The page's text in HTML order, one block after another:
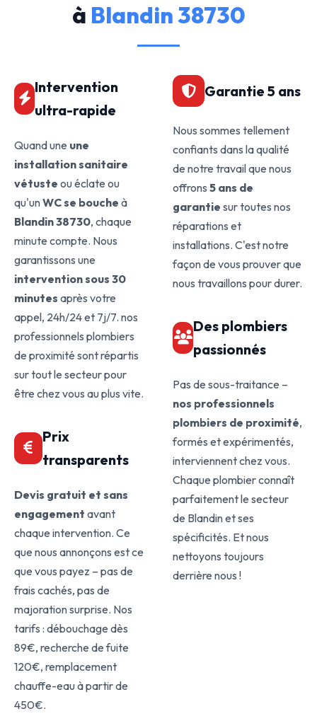
à Blandin 38730
Intervention
ultra-rapide
Quand une une
installation sanitaire
vétuste ou éclate ou
qu'unWC se bouche à
Blandin 38730, chaque
minute compte. Nous
garantissons une
intervention sous 30
minutes après votre
appel, 24h/24 et 7j/7. nos
professionnels plombiers
de proximité sont répartis
sur tout le secteur pour
être chez vous au plus vite.
Prix
transparents
Devis gratuit et sans
engagement avant
chaque intervention. Ce
que nous annonçons est ce
que vous payez – pas de
frais cachés, pas de
majoration surprise. Nos
tarifs : débouchage dès
89€, recherche de fuite
120€, remplacement
chauffe-eau à partir de
450€.
Garantie 5 ans
Nous sommes tellement
confiants dans la qualité
de notre travail que nous
offrons 5 ans de
garantie sur toutes nos
réparations et
installations. C'est notre
façon de vous prouver que
nous travaillons pour durer.
Des plombiers
passionnés
Pas de sous-traitance –
nos professionnels
plombiers de proximité,
formés et expérimentés,
interviennent chez vous.
Chaque plombier connaît
parfaitement le secteur
de Blandin et ses
spécificités. Et nous
nettoyons toujours
derrière nous !